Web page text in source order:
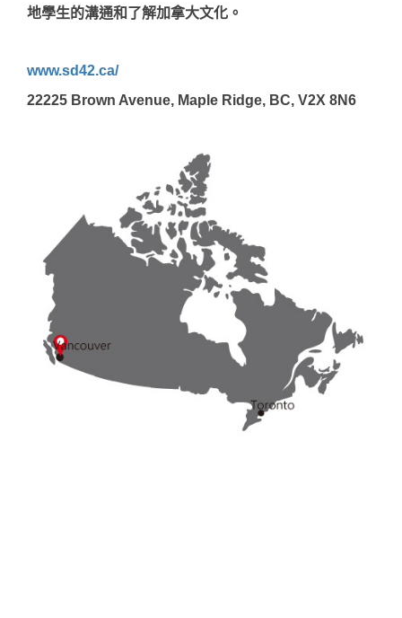
地學生的溝通和了解加拿大文化。
www.sd42.ca/
22225 Brown Avenue, Maple Ridge, BC, V2X 8N6